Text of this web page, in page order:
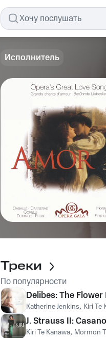
Исполнитель
Треки
По популярности
Delibes: The
Katherine Jenkins, Kiri Te
J. Strauss II:
Kiri Te Kanawa, Mormon